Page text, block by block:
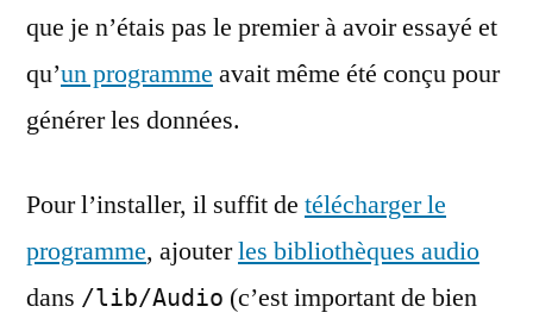
que je n’étais pas le premier à avoir essayé et
qu’un programme avait même été conçu pour
générer les données.
Pour l’installer, il suffit de télécharger le
programme, ajouterles bibliothèques audio
dans /lib/Audio (c’est important de bien